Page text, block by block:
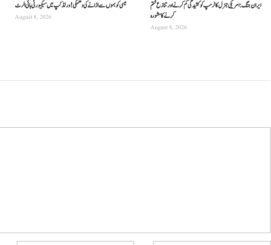
میسی کو بموں سے اڑانے کی دھمکی! ورلڈ کپ میں سیکیورٹی ہائی الرٹ
August 8, 2026
ایران جنگ: امریکی جنرل کا ٹرمپ کو کشیدگی کم کرنے اور تنازع ختم
کرنے کا مشورہ
August 8, 2026